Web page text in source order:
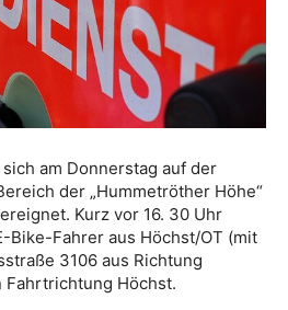
am Donnerstag auf der
der „Hummetröther Höhe“
Kurz vor 16. 30 Uhr
Bike-Fahrer aus Höchst/OT (mit
3106 aus Richtung
Fahrtrichtung Höchst.